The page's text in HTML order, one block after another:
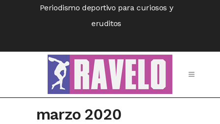
Periodismo deportivo para curiosos y
eruditos
marzo 2020